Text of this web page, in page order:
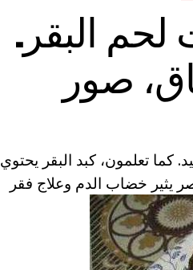
البقر.
صور
كما تعلمون، كبد البقر يحتوي
يثير خضاب الدم وعلاج فقر